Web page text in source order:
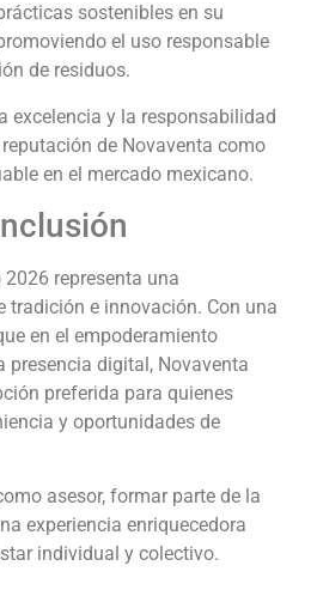
sostenibles en su
el uso responsable
de residuos.
excelencia y la responsabilidad
de Novaventa como
en el mercado mexicano.
representa una
tradición e innovación. Con una
en el empoderamiento
presencia digital, Novaventa
preferida para quienes
y oportunidades de
asesor, formar parte de la
experiencia enriquecedora
individual y colectivo.